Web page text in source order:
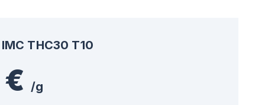
IMC THC30 T10
/g